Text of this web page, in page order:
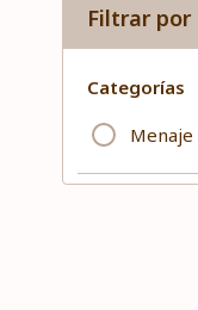
Filtrar por
Categorías
Menaje